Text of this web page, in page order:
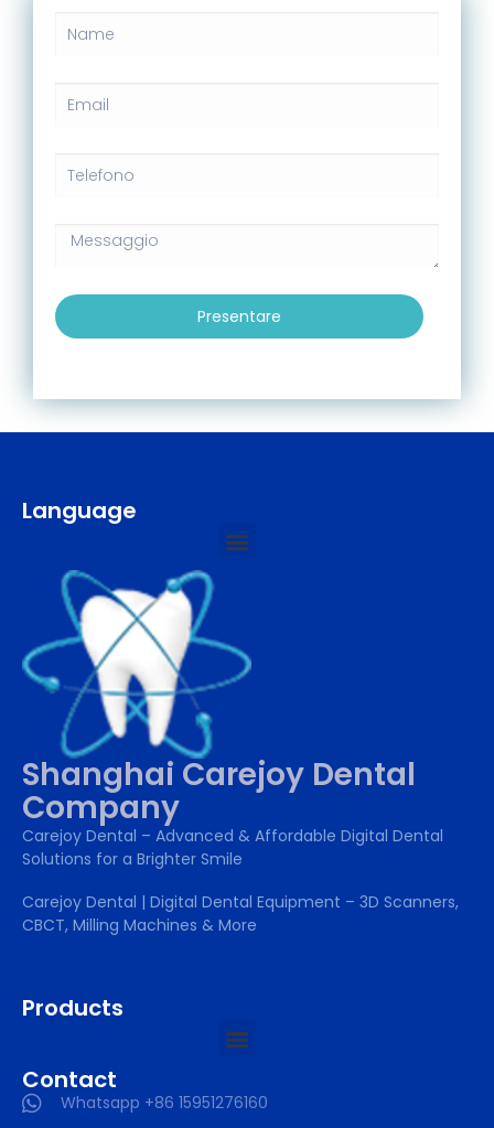
Presentare
Language
Shanghai Carejoy Dental
Company
Carejoy Dental – Advanced & Affordable Digital Dental
Solutions for a Brighter Smile
Carejoy Dental | Digital Dental Equipment – 3D Scanners,
CBCT, Milling Machines & More
Products
Contact
Whatsapp +86 15951276160